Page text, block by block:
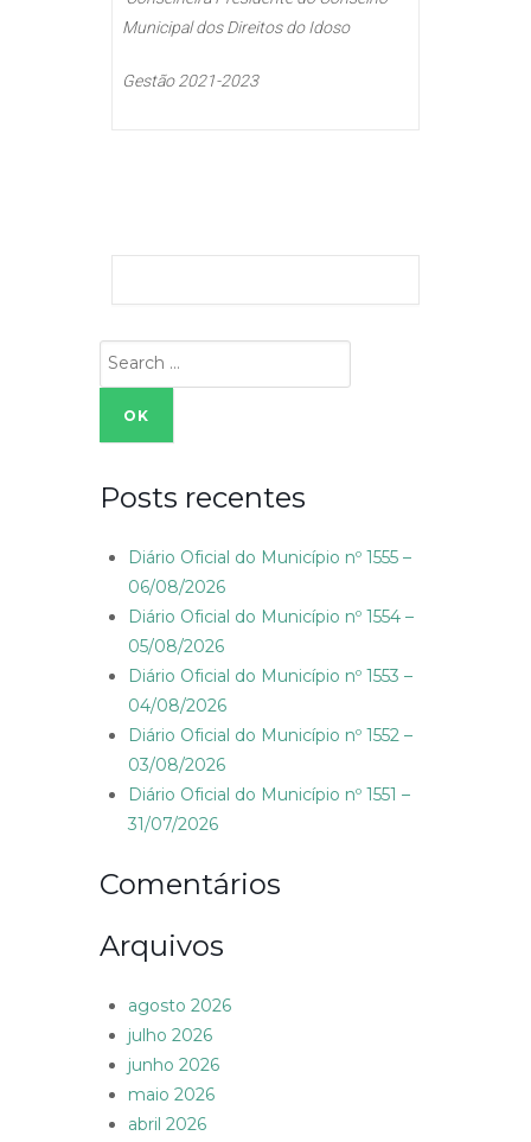
Municipal dos Direitos do Idoso
Gestão 2021-2023
Search
for:
Posts recentes
Diário Oficial do Município nº 1555 –
06/08/2026
Diário Oficial do Município nº 1554 –
05/08/2026
Diário Oficial do Município nº 1553 –
04/08/2026
Diário Oficial do Município nº 1552 –
03/08/2026
Diário Oficial do Município nº 1551 –
31/07/2026
Comentários
Arquivos
agosto 2026
julho 2026
junho 2026
maio 2026
abril 2026